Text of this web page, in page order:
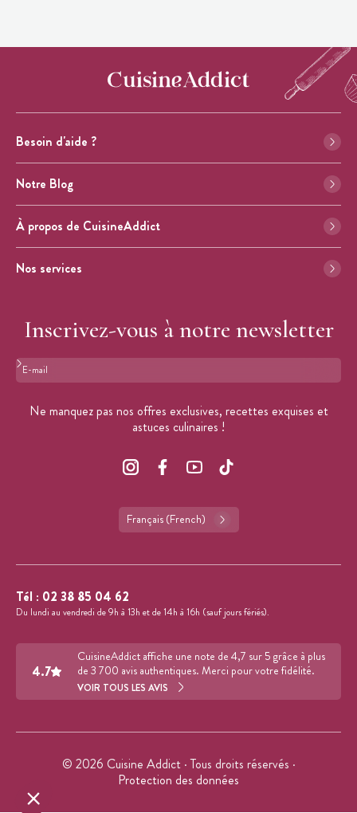
Besoin d'aide ?
Notre Blog
À propos de CuisineAddict
Nos services
Inscrivez-vous à notre newsletter
Format : adresse@email.com
Ne manquez pas nos offres exclusives, recettes exquises et
astuces culinaires !
Français (French)
Tél : 02 38 85 04 62
Du lundi au vendredi de 9h à 13h et de 14h à 16h (sauf jours fériés).
4.7
CuisineAddict affiche une note de 4,7 sur 5 grâce à plus
de 3 700 avis authentiques. Merci pour votre fidélité.
VOIR TOUS LES AVIS
© 2026 Cuisine Addict · Tous droits réservés ·
Protection des données